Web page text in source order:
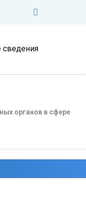
органов в сфере